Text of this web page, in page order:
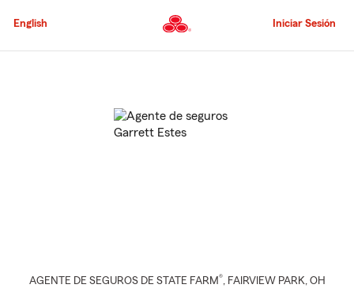
al
principal
English Iniciar Sesión
AGENTE DE SEGUROS DE STATE FARM®, FAIRVIEW PARK, OH